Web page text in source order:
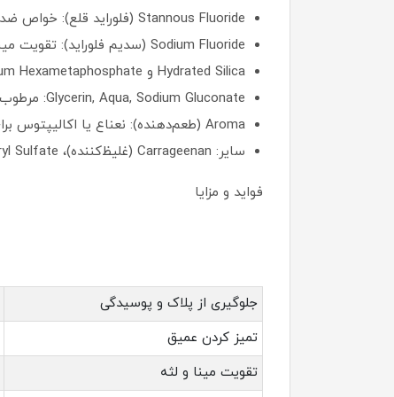
Stannous Fluoride (فلوراید قلع): خواص ضدباکتریایی و desensitizing برای محافظت از لثه و کاهش حساسیت.
Sodium Fluoride (سدیم فلوراید): تقویت مینا و جلوگیری از پوسیدگی (با غلظت حداکثر توصیه‌شده ۱۴۵۰ ppm برای محافظت حداکثری).
Hydrated Silica و Sodium Hexametaphosphate: برای تمیز کردن و برداشتن لکه‌ها.
Glycerin, Aqua, Sodium Gluconate: مرطوب‌کننده و تثبیت‌کننده.
Aroma (طعم‌دهنده): نعناع یا اکالیپتوس برای حس خنکی.
سایر: Carrageenan (غلیظ‌کننده)، Sodium Lauryl Sulfate (کف‌کننده)، Xanthan Gum و غیره.
فواید و مزایا
جلوگیری از پلاک و پوسیدگی
تمیز کردن عمیق
تقویت مینا و لثه